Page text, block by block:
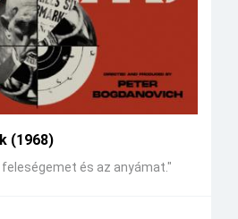
(1968)
és az anyámat."